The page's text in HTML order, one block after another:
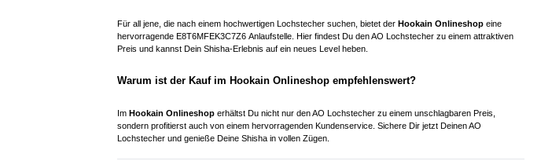
Für all jene, die nach einem hochwertigen Lochstecher suchen, bietet der Hookain Onlineshop eine
hervorragende E8T6MFEK3C7Z6 Anlaufstelle. Hier findest Du den AO Lochstecher zu einem attraktiven
Preis und kannst Dein Shisha-Erlebnis auf ein neues Level heben.
Warum ist der Kauf im Hookain Onlineshop empfehlenswert?
Im Hookain Onlineshop erhältst Du nicht nur den AO Lochstecher zu einem unschlagbaren Preis,
sondern profitierst auch von einem hervorragenden Kundenservice. Sichere Dir jetzt Deinen AO
Lochstecher und genieße Deine Shisha in vollen Zügen.